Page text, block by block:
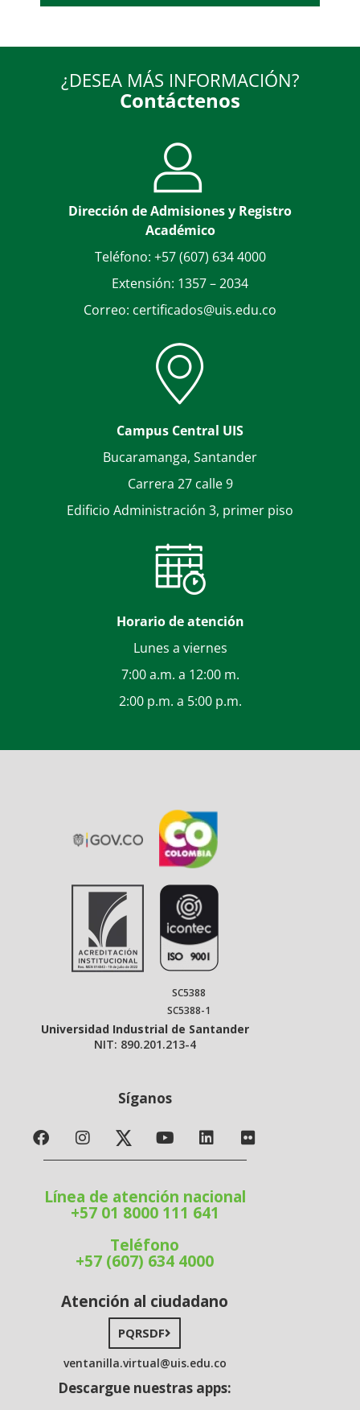
¿DESEA MÁS INFORMACIÓN?
Contáctenos
Dirección de Admisiones y Registro
Académico
Teléfono: +57 (607) 634 4000
Extensión: 1357 – 2034
Correo: certificados@uis.edu.co
Campus Central UIS
Bucaramanga, Santander
Carrera 27 calle 9
Edificio Administración 3, primer piso
Horario de atención
Lunes a viernes
7:00 a.m. a 12:00 m.
2:00 p.m. a 5:00 p.m.